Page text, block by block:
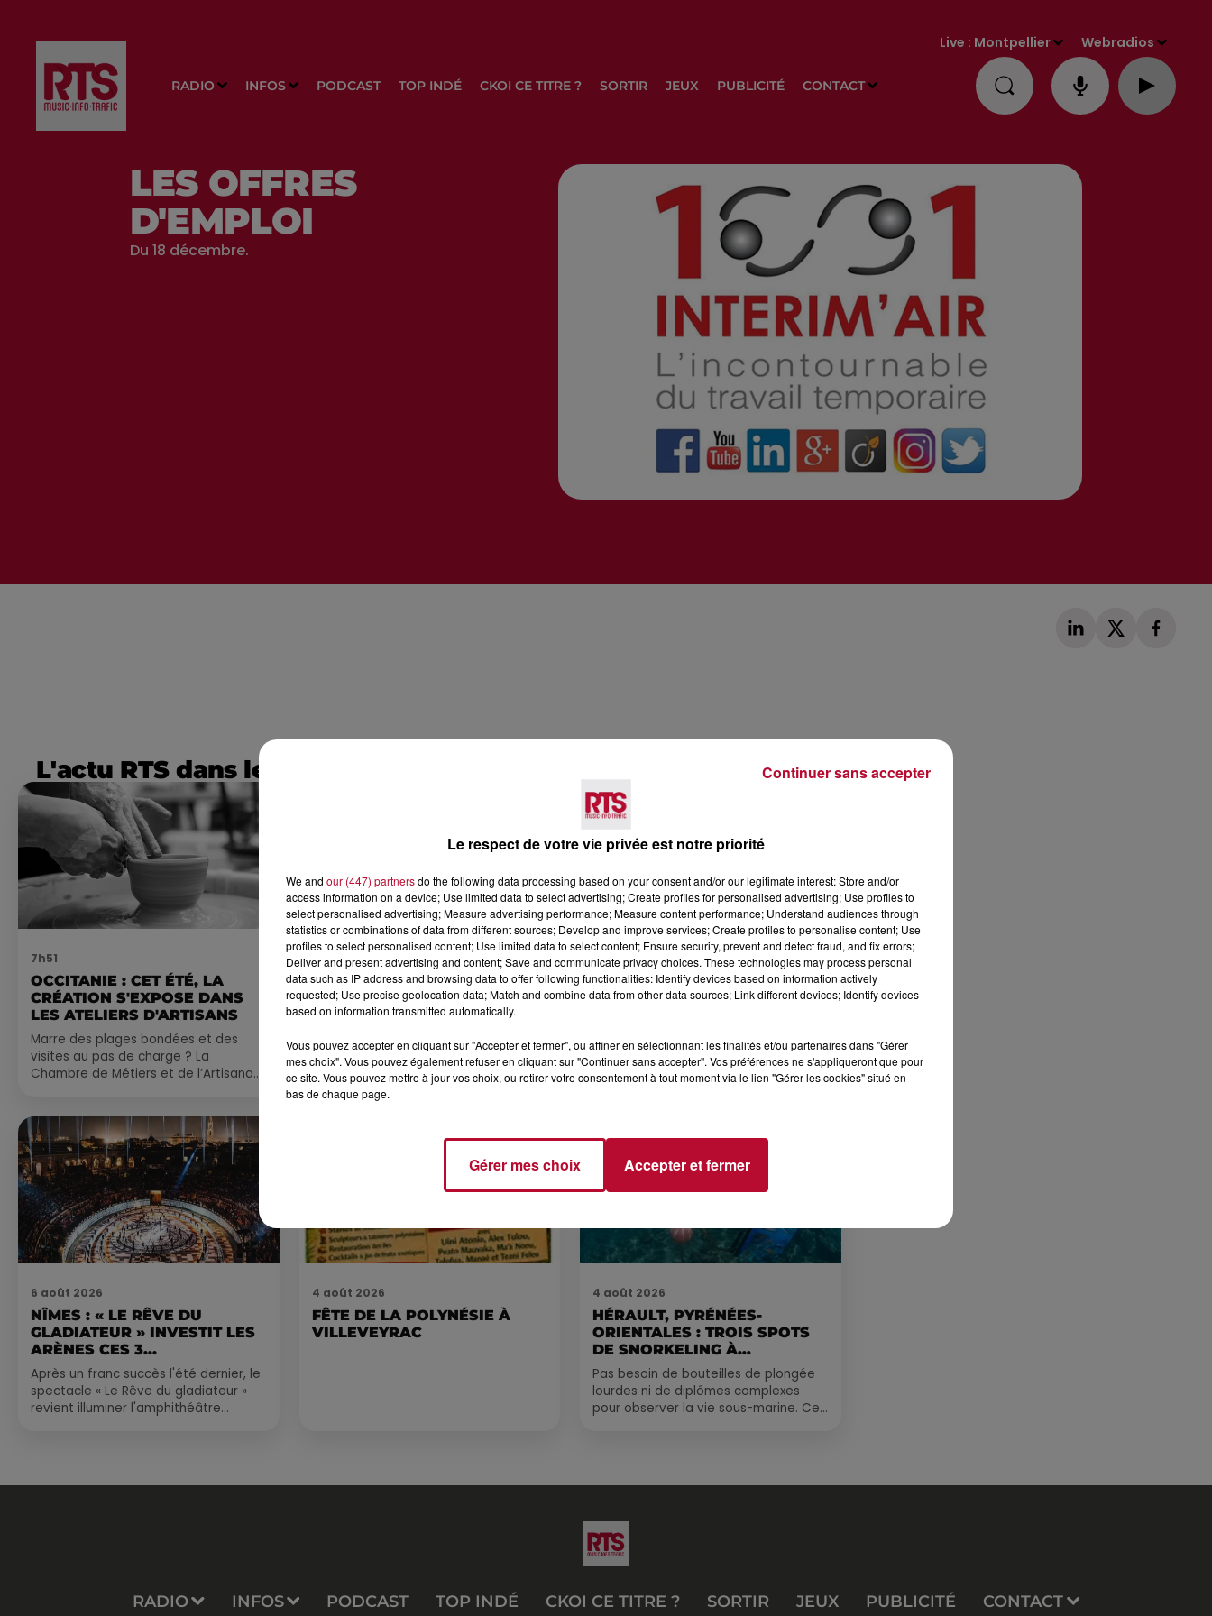
RADIO INFOS PODCAST TOP INDÉ CKOI CE TITRE ? SORTIR JEUX PUBLICITÉ CONTACT
Live : Montpellier Webradios
LES OFFRES
D'EMPLOI
Du 18 décembre.
L'actu RTS dans le Sud Voir plus
7h51
OCCITANIE : CET ÉTÉ, LA
CRÉATION S'EXPOSE DANS
LES ATELIERS D'ARTISANS
Marre des plages bondées et des
visites au pas de charge ? La
Chambre de Métiers et de l’Artisanat
7 août 2026
NOS IDÉES DE SORTIE POUR
CE WEEK-END
Comme tous les vendredis, voici une
petite sélection des rendez-vous à ne
pas manquer dans le coin. Que vous
ayez envie de voyager à l'autre bout
du monde,...
7 août 2026
DINER CONCERT À LA MJC DE
MARSEILLAN
6 août 2026
NÎMES : « LE RÊVE DU
GLADIATEUR » INVESTIT LES
ARÈNES CES 3...
Après un franc succès l'été dernier, le
spectacle « Le Rêve du gladiateur »
revient illuminer l'amphithéâtre
4 août 2026
FÊTE DE LA POLYNÉSIE À
VILLEVEYRAC
4 août 2026
HÉRAULT, PYRÉNÉES-
ORIENTALES : TROIS SPOTS
DE SNORKELING À
EXPLORER...
Pas besoin de bouteilles de plongée
lourdes ni de diplômes complexes
pour observer la vie sous-marine. Cet
RADIO INFOS PODCAST TOP INDÉ CKOI CE TITRE ? SORTIR JEUX PUBLICITÉ CONTACT
Le respect de votre vie privée est notre priorité
We and our (447) partnersdo the following data processing based on your consent and/or our legitimate interest: Store and/or
access information on a device; Use limited data to select advertising; Create profiles for personalised advertising; Use profiles to
select personalised advertising; Measure advertising performance; Measure content performance; Understand audiences through
statistics or combinations of data from different sources; Develop and improve services; Create profiles to personalise content; Use
profiles to select personalised content; Use limited data to select content; Ensure security, prevent and detect fraud, and fix errors;
Deliver and present advertising and content; Save and communicate privacy choices. These technologies may process personal
data such as IP address and browsing data to offer following functionalities: Identify devices based on information actively
requested; Use precise geolocation data; Match and combine data from other data sources; Link different devices; Identify devices
based on information transmitted automatically.
Vous pouvez accepter en cliquant sur "Accepter et fermer", ou affiner en sélectionnant les finalités et/ou partenaires dans "Gérer
mes choix". Vous pouvez également refuser en cliquant sur "Continuer sans accepter". Vos préférences ne s'appliqueront que pour
ce site. Vous pouvez mettre à jour vos choix, ou retirer votre consentement à tout moment via le lien "Gérer les cookies" situé en
bas de chaque page.
Gérer mes choix Accepter et fermer
Continuer sans accepter